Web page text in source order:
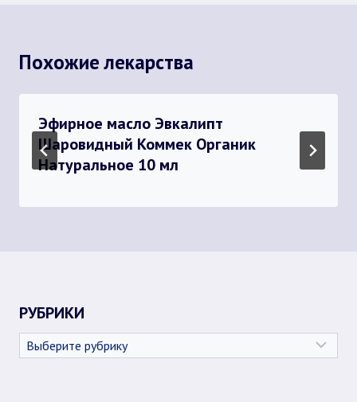
Похожие лекарства
Эфирное масло Эвкалипт
Шаровидный Коммек Органик
Натуральное 10 мл
РУБРИКИ
Рубрики